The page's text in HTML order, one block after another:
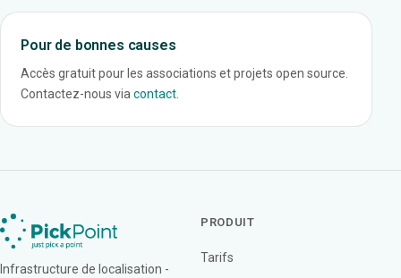
Pour de bonnes causes
Accès gratuit pour les associations et projets open source.
Contactez-nous via contact
Infrastructure de localisation -
PRODUIT
Tarifs